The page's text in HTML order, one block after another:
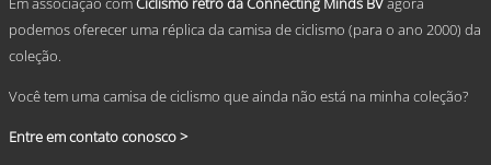
podemos oferecer uma réplica da camisa de ciclismo (para o ano 2000) da
coleção.
Você tem uma camisa de ciclismo que ainda não está na minha coleção?
Entre em contato conosco >